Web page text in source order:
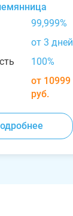
99,999%
от 3 дней
100%
от 10999
руб.